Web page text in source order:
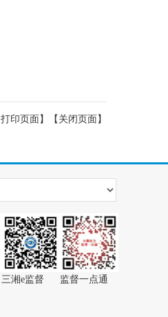
打印页面 】【 关闭页面 】
监督一点通
三湘e监督